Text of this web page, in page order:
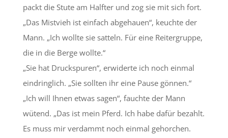
packt die Stute am Halfter und zog sie mit sich fort.
„Das Mistvieh ist einfach abgehauen“, keuchte der
Mann. „Ich wollte sie satteln. Für eine Reitergruppe,
die in die Berge wollte.“
„Sie hat Druckspuren“, erwiderte ich noch einmal
eindringlich. „Sie sollten ihr eine Pause gönnen.“
„Ich will Ihnen etwas sagen“, fauchte der Mann
wütend. „Das ist mein Pferd. Ich habe dafür bezahlt.
Es muss mir verdammt noch einmal gehorchen.